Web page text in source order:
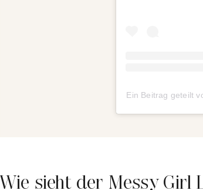
Ein Beitrag geteilt
Wie sieht der Messy Girl